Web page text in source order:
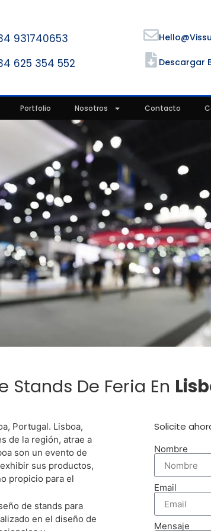
931740653
625 354 552 Descargar
Portfolio Nosotros Contacto
Un
En
Para El Montaje
Lisboa
Stands De Feria En
Portugal. Lisboa,
de la región, atrae a
son un evento de
sus productos,
propicio para el
de stands para
en el diseño de
Solicite
Nombre
Email
Mensaje